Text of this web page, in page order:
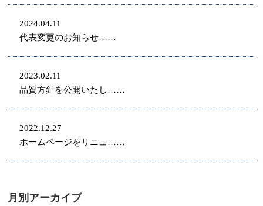
2024.04.11
代表変更のお知らせ……
2023.02.11
品質方針を公開いたし……
2022.12.27
ホームページをリニュ……
月別アーカイブ